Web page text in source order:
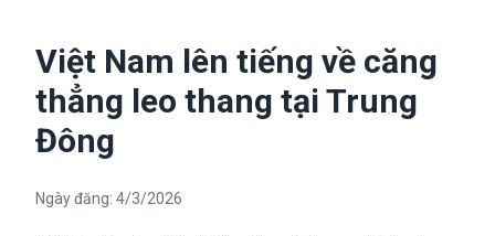
Việt Nam lên tiếng về căng
thẳng leo thang tại Trung
Đông
Ngày đăng: 4/3/2026